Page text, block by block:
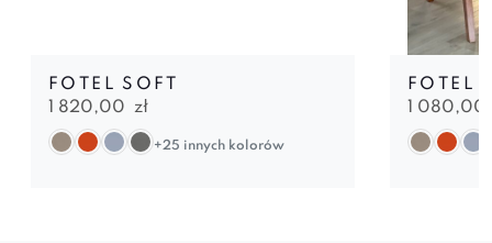
FOTEL SOFT
1 820,00 zł
+25 innych kolorów
FOTEL
1 080,00